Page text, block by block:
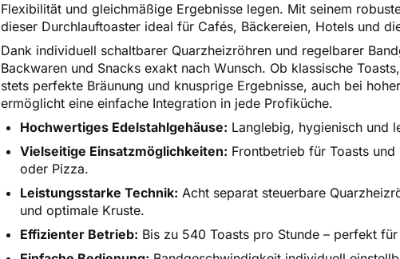
Flexibilität und gleichmäßige Ergebnisse legen. Mit seinem
dieser Durchlauftoaster ideal für Cafés, Bäckereien, Hotels und
Dank individuell schaltbarer Quarzheizröhren und regelbarer
Backwaren und Snacks exakt nach Wunsch. Ob klassische
stets perfekte Bräunung und knusprige Ergebnisse, auch bei
ermöglicht eine einfache Integration in jede Profiküche.
Hochwertiges Edelstahlgehäuse: Langlebig, hygienisch und
Vielseitige Einsatzmöglichkeiten: Frontbetrieb für Toasts
oder Pizza.
Leistungsstarke Technik: Acht separat steuerbare
und optimale Kruste.
Effizienter Betrieb: Bis zu 540 Toasts pro Stunde – perfekt